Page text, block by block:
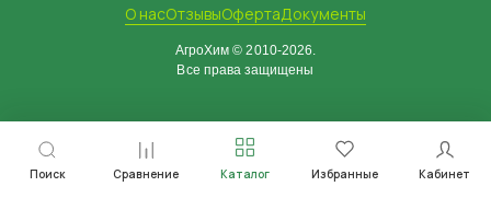
Поиск Сравнение Каталог Избранные Кабинет
О насОтзывыОфертаДокументы
АгроХим © 2010-2026.
Все права защищены